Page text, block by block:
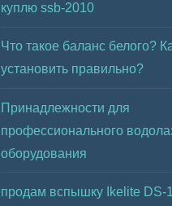
куплю ssb-2010
Что такое баланс белого?
установить правильно?
Принадлежности для
профессионального
оборудования
продам вспышку Ikelite DS-